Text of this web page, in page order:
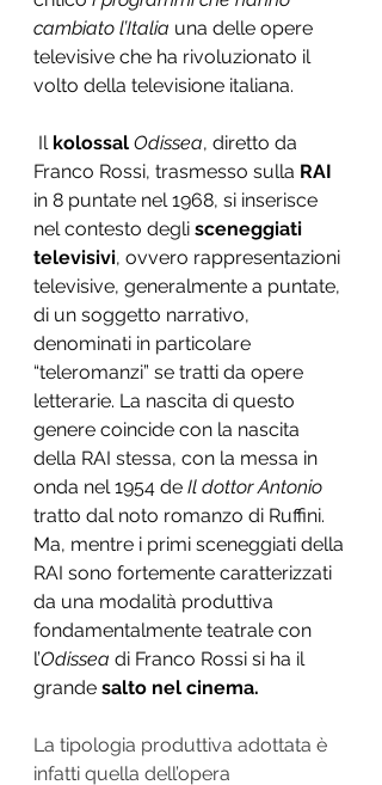
cambiato l’Italia una delle opere
televisive che ha rivoluzionato il
volto della televisione italiana.
Il kolossal Odissea, diretto da
Franco Rossi, trasmesso sulla RAI
in 8 puntate nel 1968, si inserisce
nel contesto degli sceneggiati
televisivi, ovvero rappresentazioni
televisive, generalmente a puntate,
di un soggetto narrativo,
denominati in particolare
“teleromanzi” se tratti da opere
letterarie. La nascita di questo
genere coincide con la nascita
della RAI stessa, con la messa in
onda nel 1954 de Il dottor Antonio
tratto dal noto romanzo di Ruffini.
Ma, mentre i primi sceneggiati della
RAI sono fortemente caratterizzati
da una modalità produttiva
fondamentalmente teatrale con
l’Odissea di Franco Rossi si ha il
grande salto nel cinema.
La tipologia produttiva adottata è
infatti quella dell’opera